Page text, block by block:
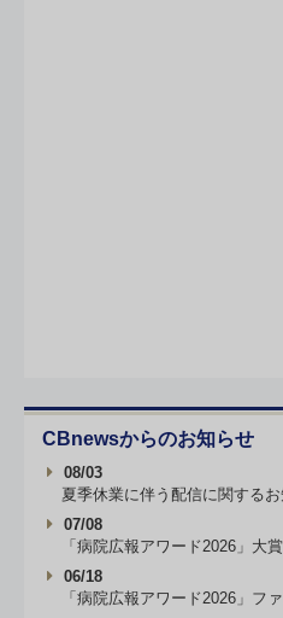
CBnewsからのお知らせ
08/03
夏季休業に伴う配信に関する
07/08
「病院広報アワード2026」大
06/18
「病院広報アワード2026」フ